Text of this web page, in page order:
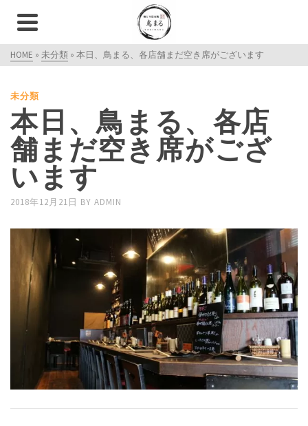
HOME » 未分類 » 本日、鳥まる、各店舗まだ空き席がございます
未分類
本日、鳥まる、各店
舗まだ空き席がござ
います
2018年12月21日 BY ADMIN